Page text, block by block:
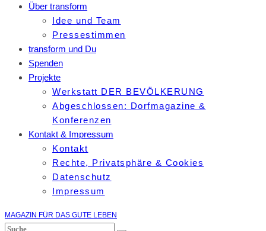
Über transform
Idee und Team
Pressestimmen
transform und Du
Spenden
Projekte
Werkstatt DER BEVÖLKERUNG
Abgeschlossen: Dorfmagazine &
Konferenzen
Kontakt & Impressum
Kontakt
Rechte, Privatsphäre & Cookies
Datenschutz
Impressum
MAGAZIN FÜR DAS GUTE LEBEN